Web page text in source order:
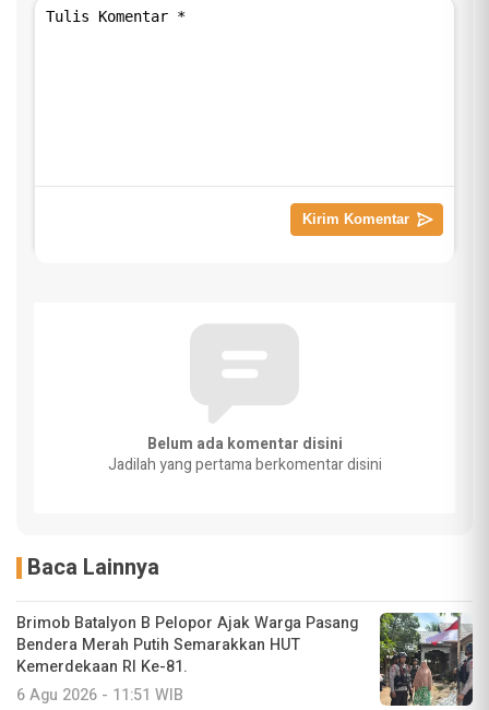
Belum ada komentar disini
Jadilah yang pertama berkomentar disini
Baca Lainnya
Brimob Batalyon B Pelopor Ajak Warga Pasang
Bendera Merah Putih Semarakkan HUT
Kemerdekaan RI Ke-81.
6 Agu 2026 - 11:51 WIB